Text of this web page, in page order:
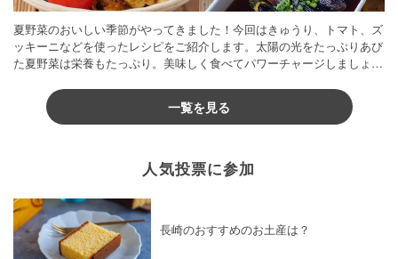
夏野菜のおいしい季節がやってきました！今回はきゅうり、トマト、ズ
ッキーニなどを使ったレシピをご紹介します。太陽の光をたっぷりあび
た夏野菜は栄養もたっぷり。美味しく食べてパワーチャージしましょう
一覧を見る
人気投票に参加
長崎のおすすめのお土産は？